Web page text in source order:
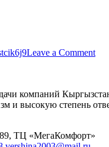
Leave a Commenton
компаний
и высокую степень
ТЦ «МегаКомфорт»